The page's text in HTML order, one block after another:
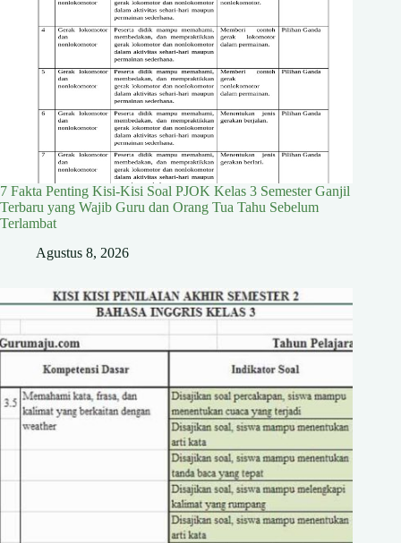
7 Fakta Penting Kisi-Kisi Soal PJOK Kelas 3 Semester Ganjil
Terbaru yang Wajib Guru dan Orang Tua Tahu Sebelum
Terlambat
Agustus 8, 2026